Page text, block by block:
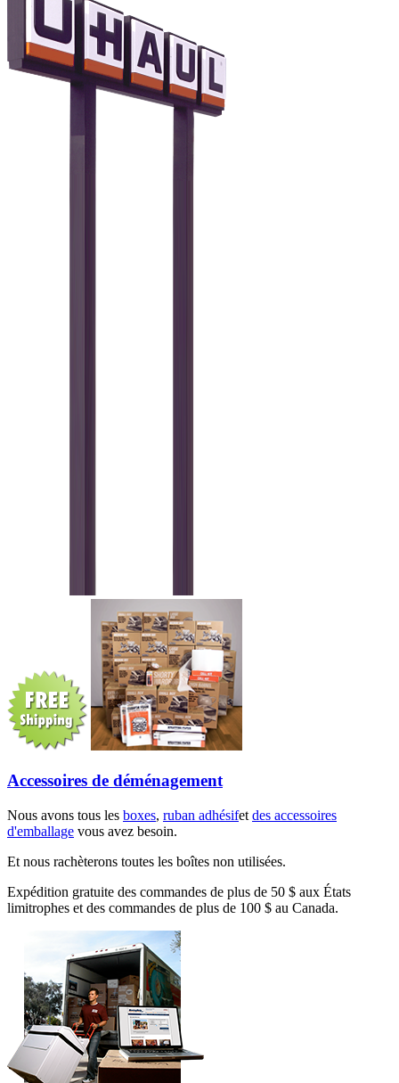
Accessoires de déménagement
Nous avons tous les boxes, ruban adhésifet des accessoires
d'emballage vous avez besoin.
Et nous rachèterons toutes les boîtes non utilisées.
Expédition gratuite des commandes de plus de 50 $ aux États
limitrophes et des commandes de plus de 100 $ au Canada.